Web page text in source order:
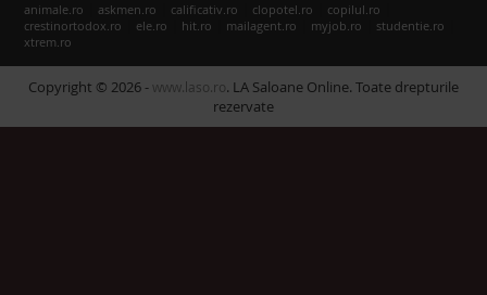
animale.ro askmen.ro calificativ.ro clopotel.ro copilul.ro
crestinortodox.ro ele.ro hit.ro mailagent.ro myjob.ro studentie.ro
xtrem.ro
Copyright © 2026 - www.laso.ro. LA Saloane Online. Toate drepturile
rezervate